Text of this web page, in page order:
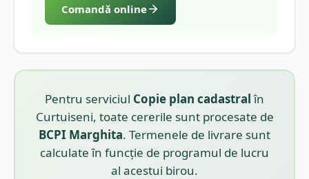
Comandă online
Pentru serviciul Copie plan cadastralîn
Curtuiseni, toate cererile sunt procesate de
BCPI Marghita. Termenele de livrare sunt
calculate în funcție de programul de lucru
al acestui birou.